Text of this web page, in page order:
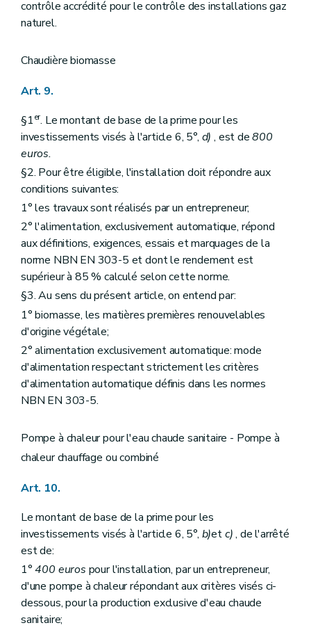
contrôle accrédité pour le contrôle des installations gaz
naturel.
Chaudière biomasse
Art. 9.
§1er. Le montant de base de la prime pour les
investissements visés à l'article 6, 5°, d) , est de800
euros.
§2. Pour être éligible, l'installation doit répondre aux
conditions suivantes:
1° les travaux sont réalisés par un entrepreneur;
2° l'alimentation, exclusivement automatique, répond
aux définitions, exigences, essais et marquages de la
norme NBN EN 303-5 et dont le rendement est
supérieur à 85 % calculé selon cette norme.
§3. Au sens du présent article, on entend par:
1° biomasse, les matières premières renouvelables
d'origine végétale;
2° alimentation exclusivement automatique: mode
d'alimentation respectant strictement les critères
d'alimentation automatique définis dans les normes
NBN EN 303-5.
Pompe à chaleur pour l'eau chaude sanitaire - Pompe à
chaleur chauffage ou combiné
Art. 10.
Le montant de base de la prime pour les
investissements visés à l'article 6, 5°, b)etc), de l'arrêté
est de:
1°400 euros pour l'installation, par un entrepreneur,
d'une pompe à chaleur répondant aux critères visés ci-
dessous, pour la production exclusive d'eau chaude
sanitaire;